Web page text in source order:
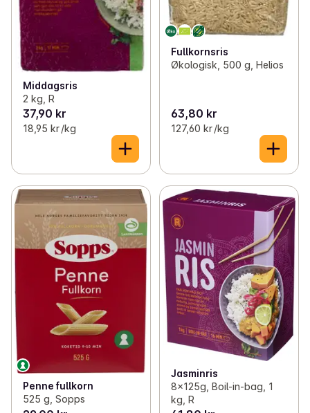
Middagsris
2 kg, R
37,90 kr
18,95 kr /kg
Fullkornsris
Økologisk, 500 g, Helios
63,80 kr
127,60 kr /kg
Penne fullkorn
525 g, Sopps
Jasminris
8x125g, Boil-in-bag, 1
kg, R